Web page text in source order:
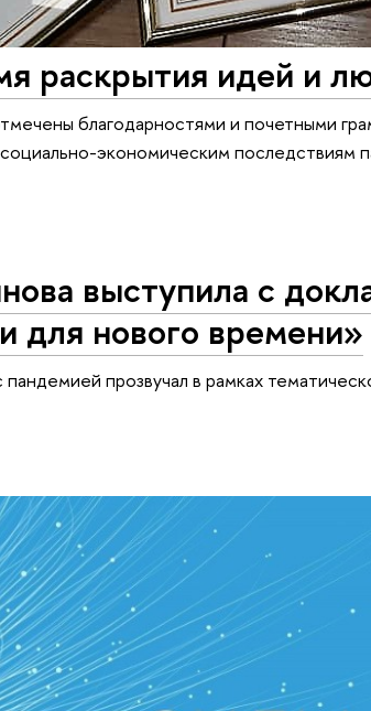
раскрытия идей и
благодарностями и почетными
экономическим последствиям
выступила с
для нового времени»
прозвучал в рамках